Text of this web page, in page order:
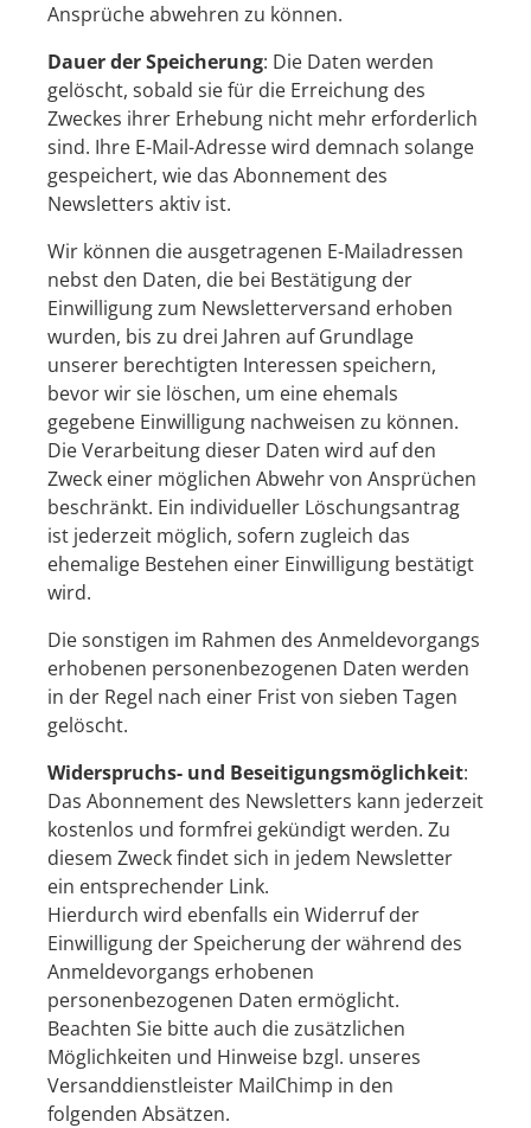
Ansprüche abwehren zu können.
Dauer der Speicherung: Die Daten werden
gelöscht, sobald sie für die Erreichung des
Zweckes ihrer Erhebung nicht mehr erforderlich
sind. Ihre E-Mail-Adresse wird demnach solange
gespeichert, wie das Abonnement des
Newsletters aktiv ist.
Wir können die ausgetragenen E-Mailadressen
nebst den Daten, die bei Bestätigung der
Einwilligung zum Newsletterversand erhoben
wurden, bis zu drei Jahren auf Grundlage
unserer berechtigten Interessen speichern,
bevor wir sie löschen, um eine ehemals
gegebene Einwilligung nachweisen zu können.
Die Verarbeitung dieser Daten wird auf den
Zweck einer möglichen Abwehr von Ansprüchen
beschränkt. Ein individueller Löschungsantrag
ist jederzeit möglich, sofern zugleich das
ehemalige Bestehen einer Einwilligung bestätigt
wird.
Die sonstigen im Rahmen des Anmeldevorgangs
erhobenen personenbezogenen Daten werden
in der Regel nach einer Frist von sieben Tagen
gelöscht.
Widerspruchs- und Beseitigungsmöglichkeit:
Das Abonnement des Newsletters kann jederzeit
kostenlos und formfrei gekündigt werden. Zu
diesem Zweck findet sich in jedem Newsletter
ein entsprechender Link.
Hierdurch wird ebenfalls ein Widerruf der
Einwilligung der Speicherung der während des
Anmeldevorgangs erhobenen
personenbezogenen Daten ermöglicht.
Beachten Sie bitte auch die zusätzlichen
Möglichkeiten und Hinweise bzgl. unseres
Versanddienstleister MailChimp in den
folgenden Absätzen.